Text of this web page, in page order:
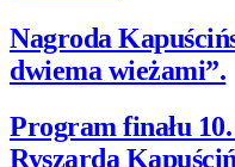
Nagroda
dwiema wieżami”.
Program finału
Ryszarda